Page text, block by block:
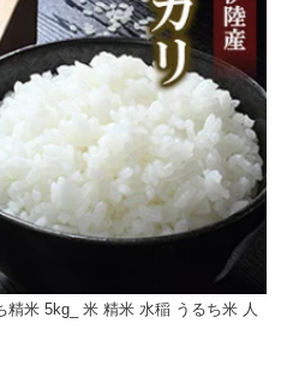
精米 5kg_ 米 精米 水稲 うるち米 人